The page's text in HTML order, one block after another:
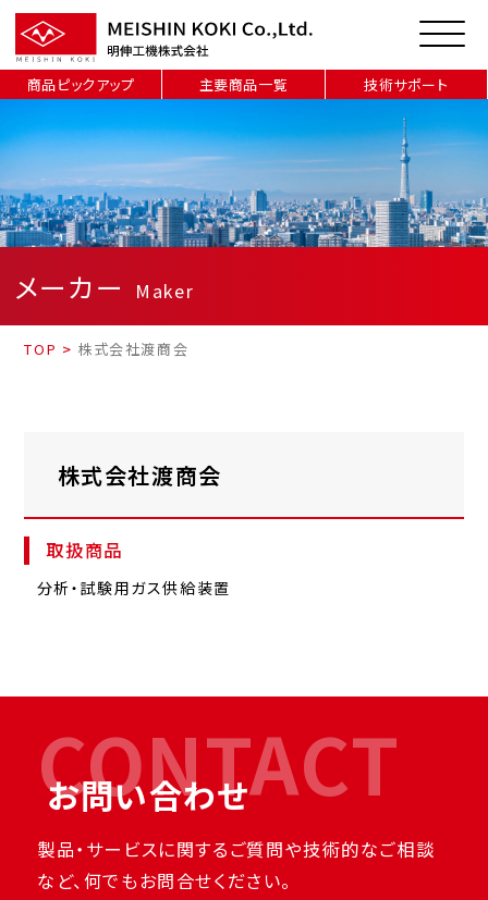
商品ピックアップ 主要商品一覧 技術サポート
メーカー Maker
TOP > 株式会社渡商会
株式会社渡商会
取扱商品
分析・試験用ガス供給装置
CONTACT
お問い合わせ
製品・サービスに関するご質問や技術的なご相談
など、何でもお問合せください。